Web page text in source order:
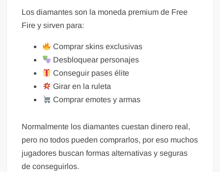
Los diamantes son la moneda premium de Free
Fire y sirven para:
Comprar skins exclusivas
Desbloquear personajes
Conseguir pases élite
Girar en la ruleta
Comprar emotes y armas
Normalmente los diamantes cuestan dinero real,
pero no todos pueden comprarlos, por eso muchos
jugadores buscan formas alternativas y seguras
de conseguirlos.